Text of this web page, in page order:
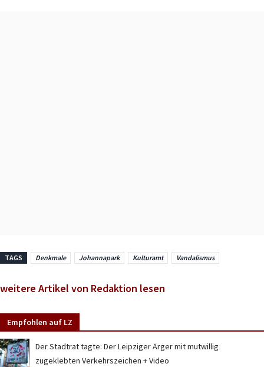
TAGS Denkmale Johannapark Kulturamt Vandalismus
weitere Artikel von Redaktion lesen
Empfohlen auf LZ
Der Stadtrat tagte: Der Leipziger Ärger mit mutwillig
zugeklebten Verkehrszeichen + Video